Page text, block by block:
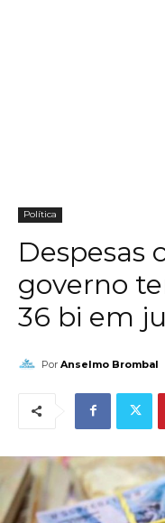
Política
Despesas
governo
36 bi em
Por Anselmo Brombal